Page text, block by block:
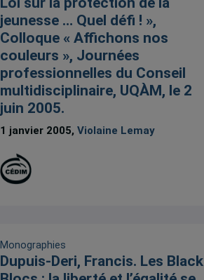
jeunesse … Quel défi ! »,
Colloque « Affichons nos
couleurs », Journées
professionnelles du Conseil
multidisciplinaire, UQÀM, le 2
juin 2005.
1 janvier 2005, Violaine Lemay
Monographies
Dupuis-Deri, Francis. Les Black